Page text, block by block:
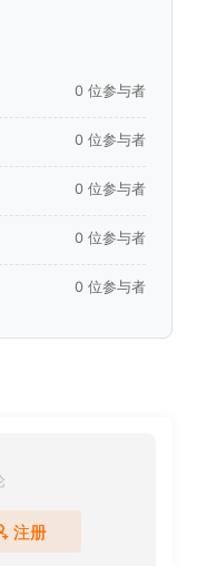
0 位参与者
0 位参与者
0 位参与者
0 位参与者
0 位参与者
注册